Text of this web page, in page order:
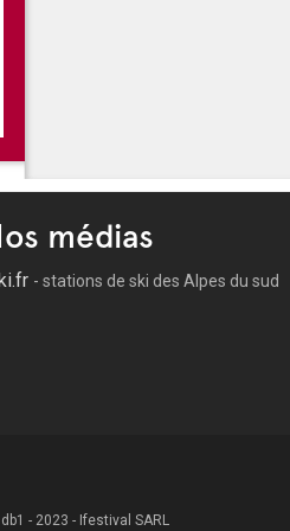
Cristo - Le musical
choristes chantent avec Johnny Hallyday
médias
- stations de ski des Alpes du sud
- 2023 - Ifestival SARL